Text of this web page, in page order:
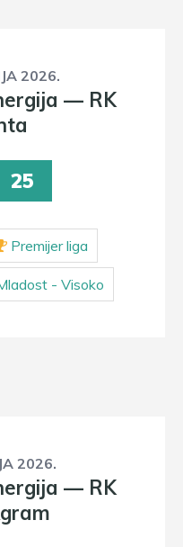
2026.
— RK
25
Premijer liga
- Visoko
2026.
— RK